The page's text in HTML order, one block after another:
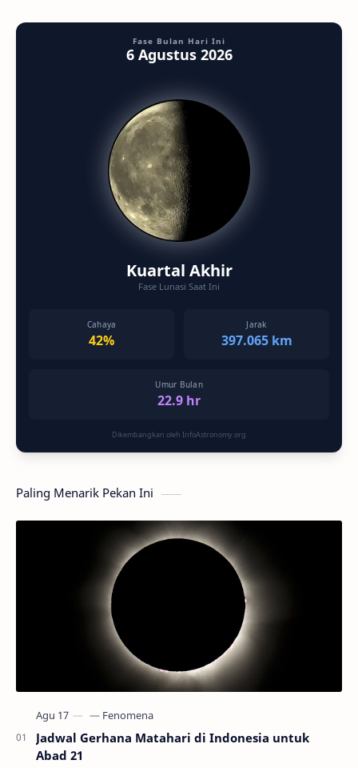
Fase Bulan Hari Ini
6 Agustus 2026
Kuartal Akhir
Fase Lunasi Saat Ini
Cahaya
42%
Jarak
397.065 km
Umur Bulan
22.9 hr
Dikembangkan oleh InfoAstronomy.org
Paling Menarik Pekan Ini
Jadwal Gerhana Matahari di Indonesia untuk
Abad 21